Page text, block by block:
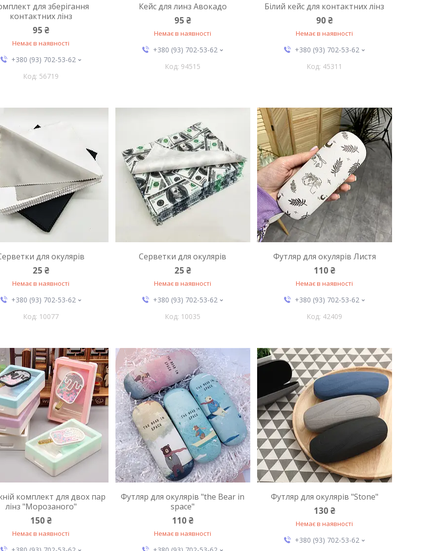
для зберігання
контактних лінз
95 ₴
Немає в наявності
+380 (93) 702-53-62
56719
Кейс для линз Авокадо
95 ₴
Немає в наявності
+380 (93) 702-53-62
94515
Білий кейс для контактних лінз
90 ₴
Немає в наявності
+380 (93) 702-53-62
45311
для окулярів
25 ₴
Немає в наявності
+380 (93) 702-53-62
10077
Серветки для окулярів
25 ₴
Немає в наявності
+380 (93) 702-53-62
10035
Футляр для окулярів Листя
110 ₴
Немає в наявності
+380 (93) 702-53-62
42409
комплект для двох пар
лінз "Морозаного"
150 ₴
Немає в наявності
Футляр для окулярів "the Bear in
space"
110 ₴
Немає в наявності
Футляр для окулярів "Stone"
130 ₴
Немає в наявності
+380 (93) 702-53-62